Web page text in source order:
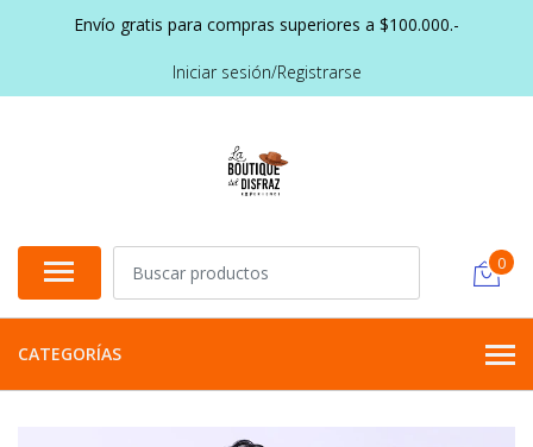
Envío gratis para compras superiores a $100.000.-
Iniciar sesión/Registrarse
0
CATEGORÍAS